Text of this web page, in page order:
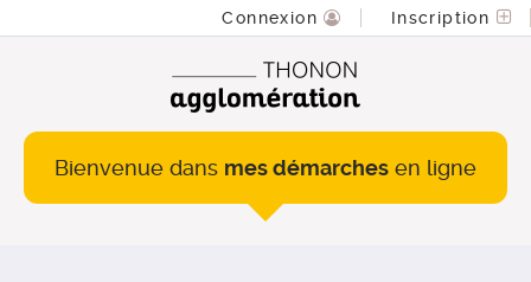
Connexion Inscription
Bienvenue dans mes démarches en ligne